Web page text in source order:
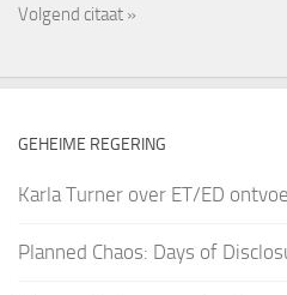
Volgend citaat »
GEHEIME REGERING
Karla Turner over ET/ED
Planned Chaos: Days of